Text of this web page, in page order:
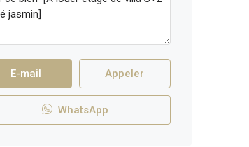
E-mail Appeler
WhatsApp